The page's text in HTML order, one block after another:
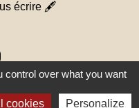
écrire 🖋
control over what you want
cookies Personalize